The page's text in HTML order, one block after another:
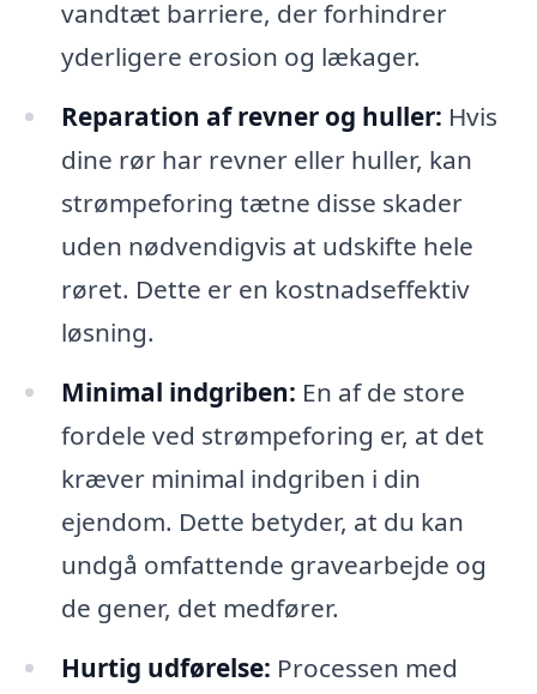
vandtæt barriere, der forhindrer
yderligere erosion og lækager.
Reparation af revner og huller: Hvis
dine rør har revner eller huller, kan
strømpeforing tætne disse skader
uden nødvendigvis at udskifte hele
røret. Dette er en kostnadseffektiv
løsning.
Minimal indgriben: En af de store
fordele ved strømpeforing er, at det
kræver minimal indgriben i din
ejendom. Dette betyder, at du kan
undgå omfattende gravearbejde og
de gener, det medfører.
Hurtig udførelse: Processen med